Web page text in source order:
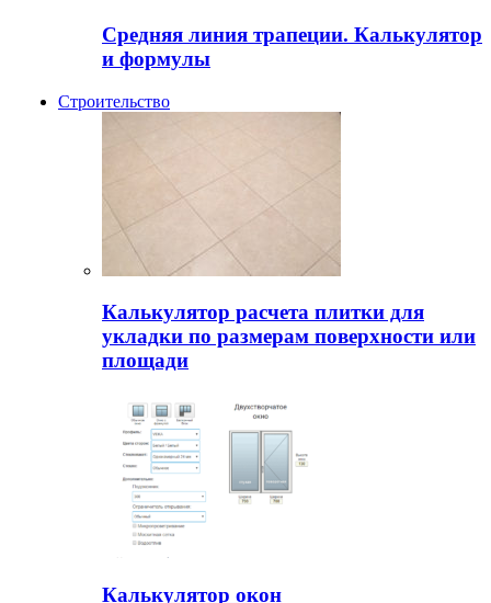
Средняя линия трапеции. Калькулятор
и формулы
Строительство
Калькулятор расчета плитки для
укладки по размерам поверхности или
площади
Калькулятор окон